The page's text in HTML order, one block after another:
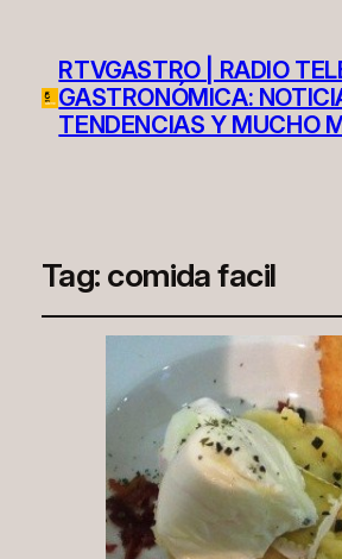
RTVGASTRO | RADIO
GASTRONÓMICA:
TENDENCIAS Y MUCHO
Tag: comida facil